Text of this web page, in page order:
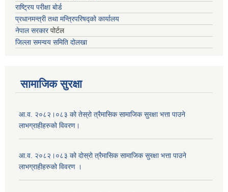
राष्ट्रिय परीक्षा बोर्ड
प्रधानमन्त्री तथा मन्त्रिपरिषद्को कार्यालय
नेपाल सरकारपोर्टल
जिल्ला समन्वय समिति दोलखा
सामाजिक सुरक्षा
आ.व. २०८२।०८३ को तेस्रो त्रैमासिक सामाजिक सुरक्षा भत्ता पाउने
लाभग्राहीहरुको विवरण।
आ.व. २०८२।०८३ को दोस्रो त्रैमासिक सामाजिक सुरक्षा भत्ता पाउने
लाभग्राहीहरुको विवरण ।